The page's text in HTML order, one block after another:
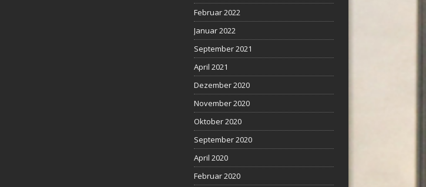
Februar 2022
Januar 2022
September 2021
April 2021
Dezember 2020
November 2020
Oktober 2020
September 2020
April 2020
Februar 2020